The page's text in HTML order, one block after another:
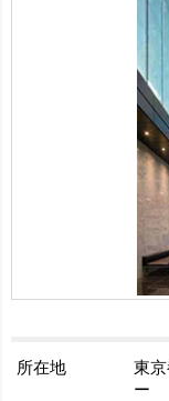
所在地
東
ー